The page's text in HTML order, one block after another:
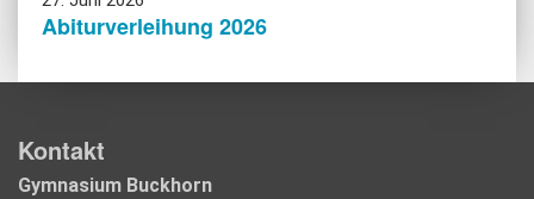
Abiturverleihung 2026
Kontakt
Gymnasium Buckhorn